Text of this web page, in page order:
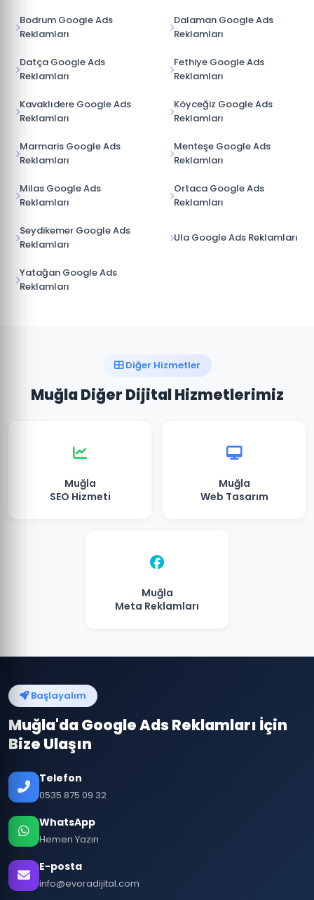
Bodrum Google Ads
Reklamları
Dalaman Google Ads
Reklamları
Datça Google Ads
Reklamları
Fethiye Google Ads
Reklamları
Kavaklıdere Google Ads
Reklamları
Köyceğiz Google Ads
Reklamları
Marmaris Google Ads
Reklamları
Menteşe Google Ads
Reklamları
Milas Google Ads
Reklamları
Ortaca Google Ads
Reklamları
Seydikemer Google Ads
Reklamları
Ula Google Ads Reklamları
Yatağan Google Ads
Reklamları
Diğer Hizmetler
Muğla Diğer Dijital Hizmetlerimiz
Muğla
SEO Hizmeti
Muğla
Web Tasarım
Muğla
Meta Reklamları
Başlayalım
Muğla'da Google Ads Reklamları İçin
Bize Ulaşın
Telefon
0535 875 09 32
WhatsApp
Hemen Yazın
E-posta
info@evoradijital.com